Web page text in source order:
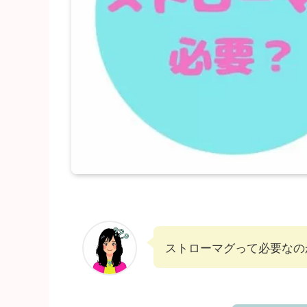
ストローマグって必要な